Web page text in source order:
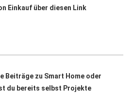
Einkauf über diesen Link
Beiträge zu Smart Home oder
du bereits selbst Projekte